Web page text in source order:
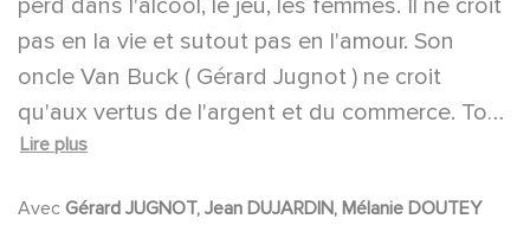
perd dans l'alcool, le jeu, les femmes. Il ne croit
pas en la vie et sutout pas en l'amour. Son
oncle Van Buck ( Gérard Jugnot ) ne croit
qu'aux vertus de l'argent et du commerce. Tout
les sépare jusqu'au jour où Van Buck, pour
s'enrichir encore plus, va vouloir faire épouser à
Lire plus
Avec Gérard JUGNOT, Jean DUJARDIN, Mélanie DOUTEY